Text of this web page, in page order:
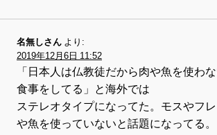
名無しさん より:
2019年12月6日 11:52
「日本人は仏教徒だから肉や魚を使わ
食事をしてる」と海外では
ステレオタイプになってた。モスやフ
や魚を使っていないと話題になってる。